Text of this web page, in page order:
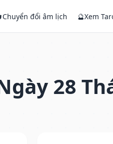
Chuyển đổi âm lịch 🔮Xem
28